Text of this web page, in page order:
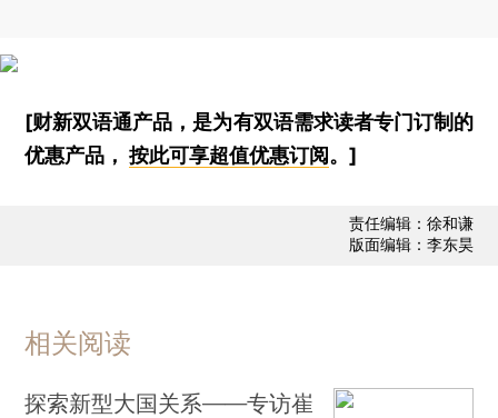
[财新双语通产品，是为有双语需求读者专门订制的
优惠产品，按此可享超值优惠订阅 。]
责任编辑：徐和谦
版面编辑：李东昊
相关阅读
探索新型大国关系——专访崔